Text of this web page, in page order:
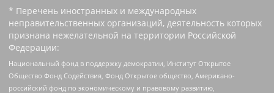
* Перечень иностранных и международных
неправительственных организаций, деятельность которых
признана нежелательной на территории Российской
Федерации:
Национальный фонд в поддержку демократии, Институт Открытое
Общество Фонд Содействия, Фонд Открытое общество, Американо-
российский фонд по экономическому и правовому развитию,